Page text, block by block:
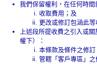
我們保留權利，在任何時間
收取費用；及
更改或修訂包涵此等
上述段所提收費之引入或
權下）：
本條款及條件之修訂
管轄「客戶專區」